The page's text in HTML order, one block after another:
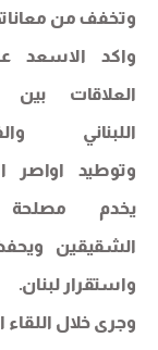
وتخفف من
واكد الاسعد
العلاقات بين
اللبناني
وتوطيد اواصر
يخدم مصلحة
الشقيقين
واستقرار لبنان.
وجرى خلال اللقاء